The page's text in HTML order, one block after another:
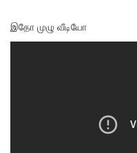
இதோ முழு வீடியோ